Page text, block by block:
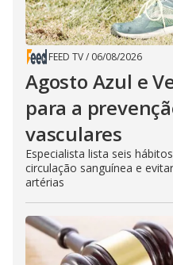
FEED TV/ 06/08/2026
Agosto Azul e
para a
vasculares
Especialista lista seis
circulação sanguínea e
artérias